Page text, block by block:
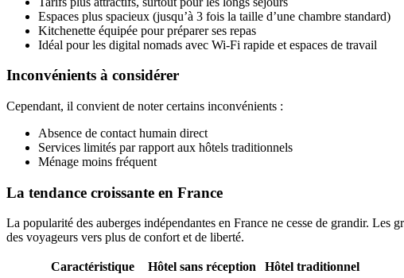
Espaces plus spacieux (jusqu’à 3 fois la taille d’une chambre standard)
Kitchenette équipée pour préparer ses repas
Idéal pour les digital nomads avec Wi-Fi rapide et espaces de travail
Inconvénients à considérer
Cependant, il convient de noter certains inconvénients :
Absence de contact humain direct
Services limités par rapport aux hôtels traditionnels
Ménage moins fréquent
La tendance croissante en France
La popularité des auberges indépendantes en France ne cesse de grandir.
des voyageurs vers plus de confort et de liberté.
Caractéristique Hôtel sans réception
Hôtel traditionnel